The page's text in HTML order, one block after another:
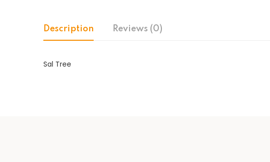
Description Reviews (0)
Sal Tree